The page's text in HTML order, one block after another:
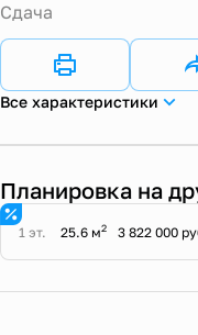
Сдача
Все характеристики
Планировка на
1 эт. 25.6 м2 3 822 000